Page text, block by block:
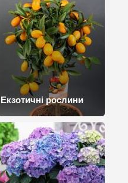
Екзотичні рослини